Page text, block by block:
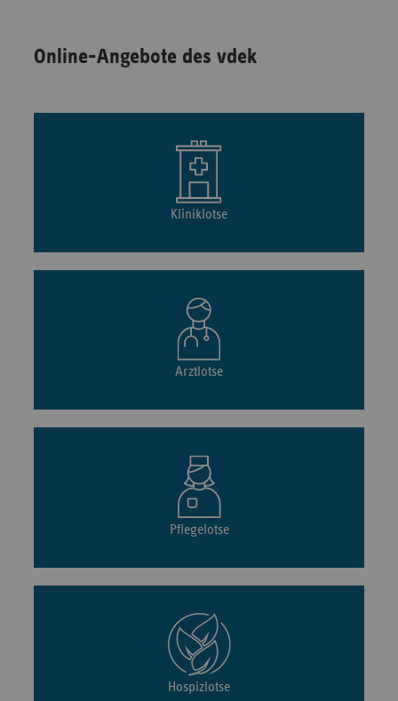
Online-Angebote des vdek
Kliniklotse
Arztlotse
Pflegelotse
Hospizlotse